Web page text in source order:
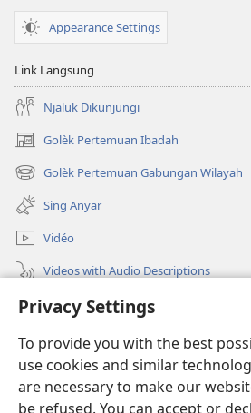
Privacy Settings
To provide you with the best
use cookies and similar
are necessary to make our
be refused. You can accept or
Appearance Settings
Link Langsung
Njaluk Dikunjungi
Golèk Pertemuan Ibadah
(opens
new
window)
Golèk Pertemuan Gabungan Wilayah
(opens
new
window)
Sing Anyar
Vidéo
Videos with Audio Descriptions
Golèk JW.ORG
Sumbangan
(opens
new
window)PERPUSTAKAAN ONLINE Warta
(opens